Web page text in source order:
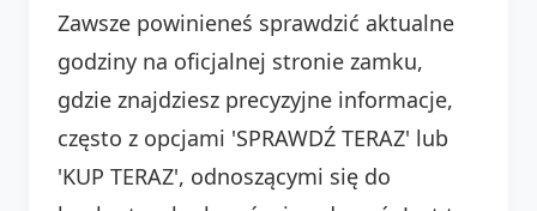
Zawsze powinieneś sprawdzić aktualne
godziny na oficjalnej stronie zamku,
gdzie znajdziesz precyzyjne informacje,
często z opcjami 'SPRAWDŹ TERAZ' lub
'KUP TERAZ', odnoszącymi się do